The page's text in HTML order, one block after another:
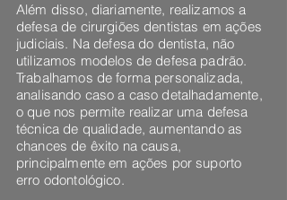
Além disso, diariamente, realizamos a
defesa de cirurgiões dentistas em ações
judiciais. Na defesa do dentista, não
utilizamos modelos de defesa padrão.
Trabalhamos de forma personalizada,
analisando caso a caso detalhadamente,
o que nos permite realizar uma defesa
técnica de qualidade, aumentando as
chances de êxito na causa,
principalmente em ações por suporto
erro odontológico.